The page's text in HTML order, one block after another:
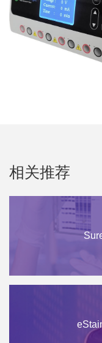
相关推荐